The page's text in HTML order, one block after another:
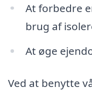
At forbedre
brug af
At øge
Ved at benytte